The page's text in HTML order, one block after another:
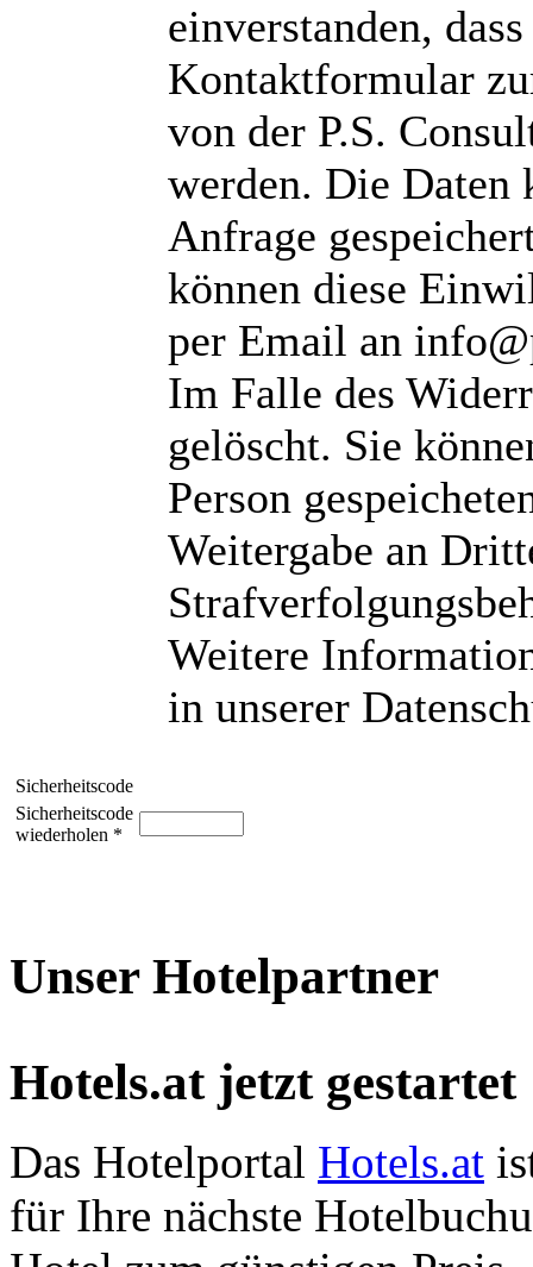
einverstanden,
Kontaktformular
von der P.S.
werden. Die Daten
Anfrage
können diese
per Email an
Im Falle des
gelöscht. Sie
Person
Weitergabe an
Weitere
in unserer
Sicherheitscode
Sicherheitscode
wiederholen *
Unser Hotelpartner
Hotels.at jetzt gestartet
Das Hotelportal Hotels.at
für Ihre nächste